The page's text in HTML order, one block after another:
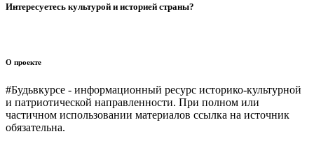
Интересуетесь культурой и историей страны?
О проекте
#Будьвкурсе - информационный ресурс историко-культурной
и патриотической направленности. При полном или
частичном использовании материалов ссылка на источник
обязательна.